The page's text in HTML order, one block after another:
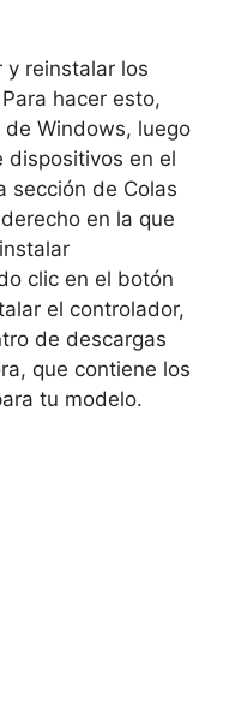
y reinstalar los
hacer esto,
Windows, luego
dispositivos en el
sección de Colas
en la que
clic en el botón
el controlador,
de descargas
que contiene los
tu modelo.